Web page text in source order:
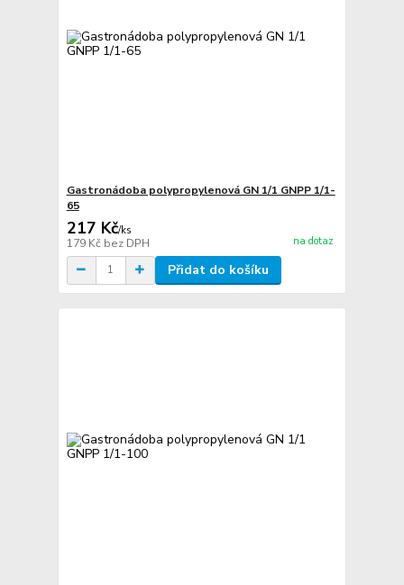
Gastronádoba polypropylenová GN 1/1 GNPP 1/1-
65
217 Kč/ks
179 Kč bez DPH na dotaz
Přidat do košíku